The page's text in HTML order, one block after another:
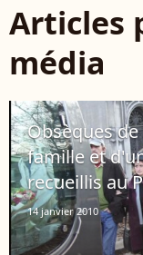
Articles
média
Obsèques
famille et
recueillis au
14 janvier 2010